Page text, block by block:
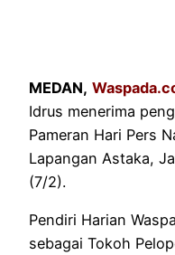
MEDAN,
Idrus menerima
Pameran Hari Pers
Lapangan Astaka,
(7/2).
Pendiri Harian
sebagai Tokoh